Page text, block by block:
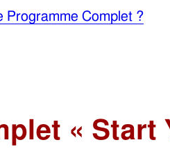
Programme Complet ?
« Start